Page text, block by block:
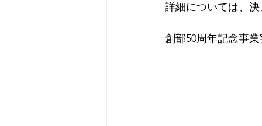
詳細については、
創部50周年記念事